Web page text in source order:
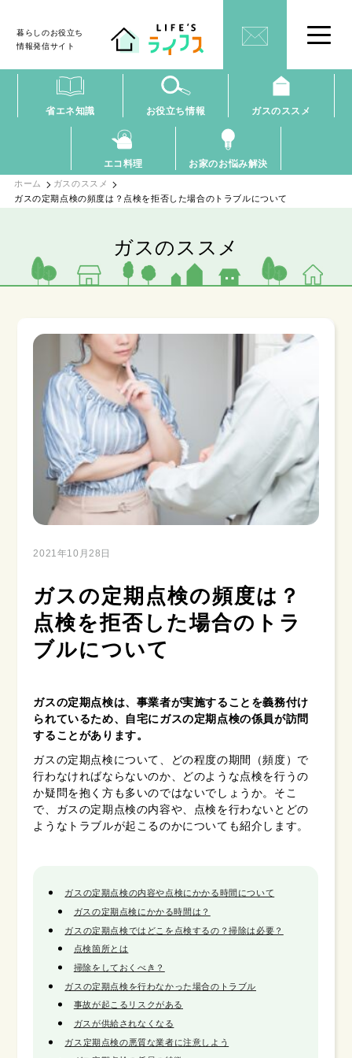
暮らしのお役立ち
情報発信サイト
省エネ知識 お役立ち情報 ガスのススメ
エコ料理 お家のお悩み解決
ホーム
ガスのススメ
ガスの定期点検の頻度は？点検を拒否した場合のトラブルについて
ガスのススメ
2021年10月28日
ガスの定期点検の頻度は？
点検を拒否した場合のトラ
ブルについて
ガスの定期点検は、事業者が実施することを義務付け
られているため、自宅にガスの定期点検の係員が訪問
することがあります。
ガスの定期点検について、どの程度の期間（頻度）で
行わなければならないのか、どのような点検を行うの
か疑問を抱く方も多いのではないでしょうか。そこ
で、ガスの定期点検の内容や、点検を行わないとどの
ようなトラブルが起こるのかについても紹介します。
ガスの定期点検の内容や点検にかかる時間について
ガスの定期点検にかかる時間は？
ガスの定期点検ではどこを点検するの？掃除は必要？
点検箇所とは
掃除をしておくべき？
ガスの定期点検を行わなかった場合のトラブル
事故が起こるリスクがある
ガスが供給されなくなる
ガス定期点検の悪質な業者に注意しよう